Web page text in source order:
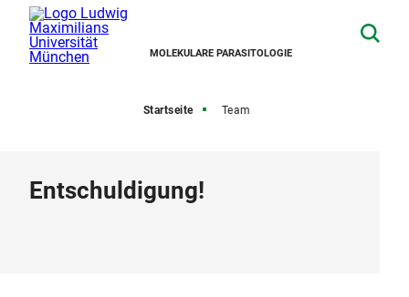
MOLEKULARE PARASITOLOGIE
Startseite Team
Entschuldigung!